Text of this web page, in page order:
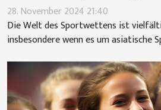
28. November 2024 21:40
Die Welt des Sportwettens ist
insbesondere wenn es um asiatische